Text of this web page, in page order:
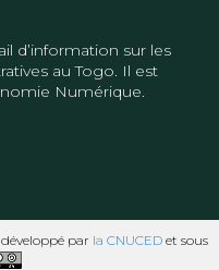
d’information sur les
au Togo. Il est
Numérique.
par la CNUCEDet sous